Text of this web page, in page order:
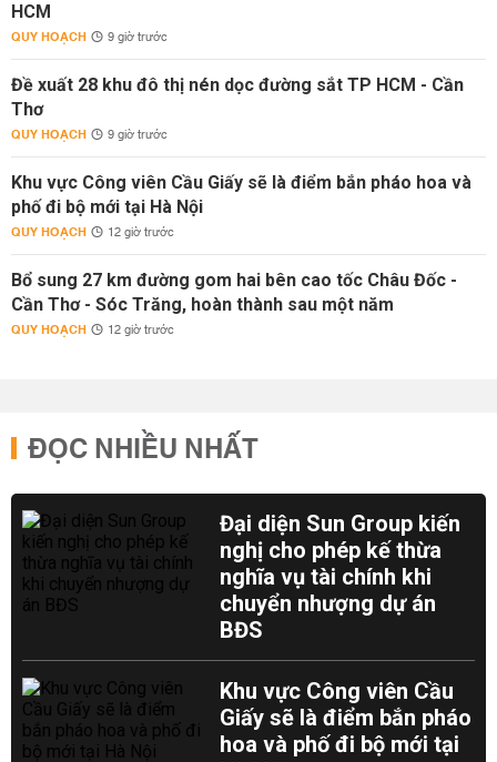
HCM
QUY HOẠCH 9 giờ trước
Đề xuất 28 khu đô thị nén dọc đường sắt TP HCM - Cần
Thơ
QUY HOẠCH 9 giờ trước
Khu vực Công viên Cầu Giấy sẽ là điểm bắn pháo hoa và
phố đi bộ mới tại Hà Nội
QUY HOẠCH 12 giờ trước
Bổ sung 27 km đường gom hai bên cao tốc Châu Đốc -
Cần Thơ - Sóc Trăng, hoàn thành sau một năm
QUY HOẠCH 12 giờ trước
ĐỌC NHIỀU NHẤT
Đại diện Sun Group kiến
nghị cho phép kế thừa
nghĩa vụ tài chính khi
chuyển nhượng dự án
BĐS
Khu vực Công viên Cầu
Giấy sẽ là điểm bắn pháo
hoa và phố đi bộ mới tại